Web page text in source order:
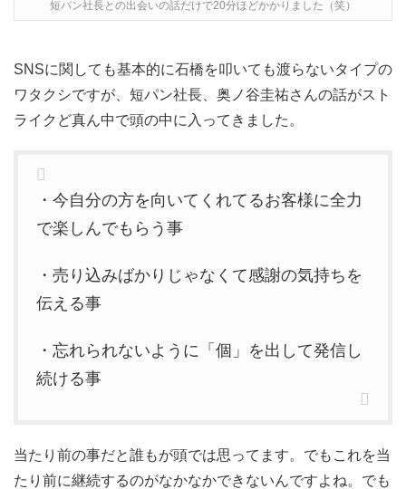
短パン社長との出会いの話だけで20分ほどかかりました（笑）
SNSに関しても基本的に石橋を叩いても渡らないタイプの
ワタクシですが、短パン社長、奥ノ谷圭祐さんの話がスト
ライクど真ん中で頭の中に入ってきました。
・今自分の方を向いてくれてるお客様に全力
で楽しんでもらう事
・売り込みばかりじゃなくて感謝の気持ちを
伝える事
・忘れられないように「個」を出して発信し
続ける事
当たり前の事だと誰もが頭では思ってます。でもこれを当
たり前に継続するのがなかなかできないんですよね。でも